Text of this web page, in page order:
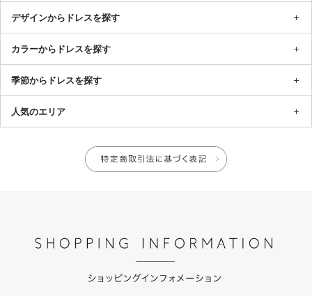
デザインからドレスを探す
カラーからドレスを探す
季節からドレスを探す
人気のエリア